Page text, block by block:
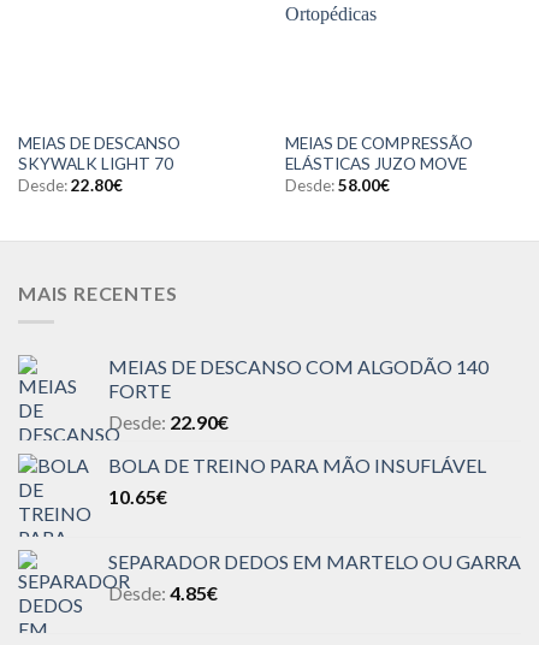
MEIAS DE DESCANSO
SKYWALK LIGHT 70
Desde:22.80€
MEIAS DE COMPRESSÃO
ELÁSTICAS JUZO MOVE
Desde:58.00€
MAIS RECENTES
MEIAS DE DESCANSO COM ALGODÃO 140
FORTE
Desde: 22.90€
BOLA DE TREINO PARA MÃO INSUFLÁVEL
10.65€
SEPARADOR DEDOS EM MARTELO OU GARRA
Desde: 4.85€